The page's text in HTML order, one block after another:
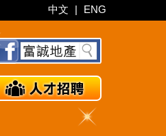
中文 | ENG